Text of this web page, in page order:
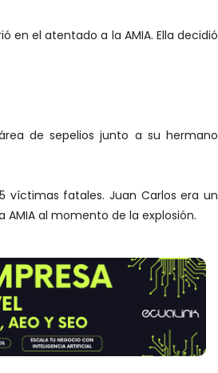
en el atentado a la AMIA. Ella decidió
área de sepelios junto a su hermano
víctimas fatales. Juan Carlos era un
al momento de la explosión.